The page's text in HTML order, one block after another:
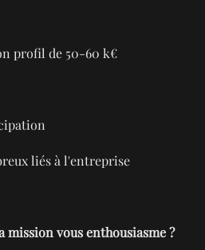
profil de 50-60 k€
liés à l'entreprise
vous enthousiasme ?